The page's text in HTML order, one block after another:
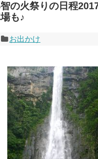
の火祭りの日程
も♪
お出かけ